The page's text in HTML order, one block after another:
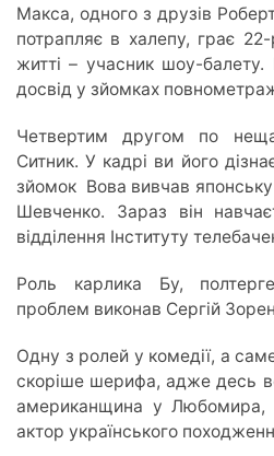
Макса, одного з друзів
потрапляє в халепу, грає
житті – учасник шоу-
досвід у зйомках
Четвертим другом по
Ситник. У кадрі ви його
зйомок Вова вивчав
Шевченко. Зараз він
відділення Інституту
Роль карлика Бу,
проблем виконав Сергій
Одну з ролей у комедії, а
скоріше шерифа, адже десь
американщина у Любомира,
актор українського